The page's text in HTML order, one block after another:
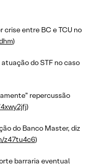
crise entre BC e TCU no
)
do STF no caso
repercussão
)
do Banco Master, diz
z47tu4c6)
barraria eventual